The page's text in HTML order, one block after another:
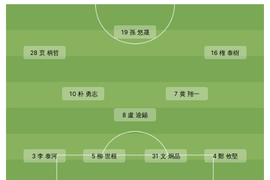
3 李 泰河 5 柳 世根 31 文 炯晶 4 鄭 攸堅
10 朴 勇志
8 盧 逵錫
7 黄 翔一
28 裵 柄哲
19 孫 悠晟
16 権 泰樹